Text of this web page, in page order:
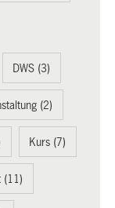
DWS (3)
(2)
Kurs (7)
(11)